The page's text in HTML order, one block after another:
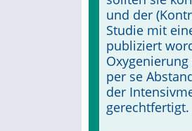
und der
Studie mit
publiziert
Oxygenierung
per se
der
gerechtfertigt.